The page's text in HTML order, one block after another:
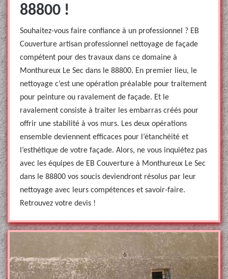
88800 !
Souhaitez-vous faire confiance à un professionnel ? EB
Couverture artisan professionnel nettoyage de façade
compétent pour des travaux dans ce domaine à
Monthureux Le Sec dans le 88800. En premier lieu, le
nettoyage c’est une opération préalable pour traitement
pour peinture ou ravalement de façade. Et le
ravalement consiste à traiter les embarras créés pour
offrir une stabilité à vos murs. Les deux opérations
ensemble deviennent efficaces pour l’étanchéité et
l’esthétique de votre façade. Alors, ne vous inquiétez pas
avec les équipes de EB Couverture à Monthureux Le Sec
dans le 88800 vos soucis deviendront résolus par leur
nettoyage avec leurs compétences et savoir-faire.
Retrouvez votre devis !